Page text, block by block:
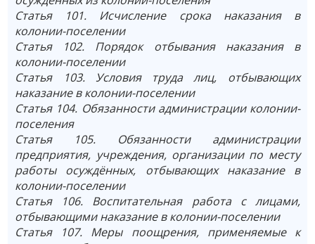
Статья 101. Исчисление срока наказания в
колонии-поселении
Статья 102. Порядок отбывания наказания в
колонии-поселении
Статья 103. Условия труда лиц, отбывающих
наказание в колонии-поселении
Статья 104. Обязанности администрации колонии-
поселения
Статья 105. Обязанности администрации
предприятия, учреждения, организации по месту
работы осуждённых, отбывающих наказание в
колонии-поселении
Статья 106. Воспитательная работа с лицами,
отбывающими наказание в колонии-поселении
Статья 107. Меры поощрения, применяемые к